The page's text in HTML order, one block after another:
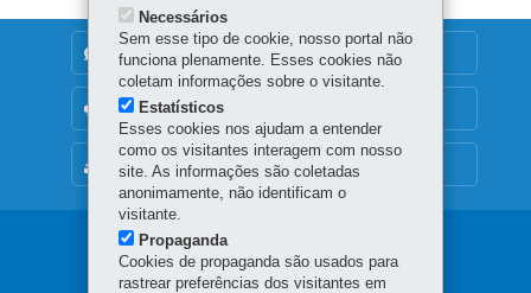
MAPA DO SITE
DENUNCIE CORRUPÇÃO
OUVIDORIA
Navegação
Necessários
Sem esse tipo de cookie, nosso portal não
funciona plenamente. Esses cookies não
coletam informações sobre o visitante.
Estatísticos
Esses cookies nos ajudam a entender
como os visitantes interagem com nosso
site. As informações são coletadas
anonimamente, não identificam o
visitante.
Propaganda
Cookies de propaganda são usados para
rastrear preferências dos visitantes em